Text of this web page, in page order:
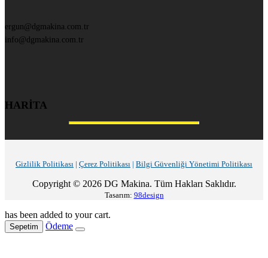
ergun@dgmakina.com.tr
info@dgmakina.com.tr
HARİTA
Gizlilik Politikası | Çerez Politikası | Bilgi Güvenliği Yönetimi Politikası
Copyright © 2026 DG Makina. Tüm Hakları Saklıdır.
Tasarım: 98design
has been added to your cart.
Sepetim Ödeme